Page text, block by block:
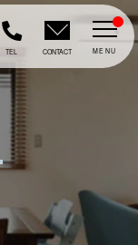
TEL CONTACT MENU